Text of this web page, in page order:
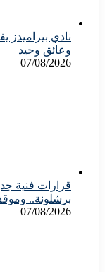
نادي
وعائق وحيد
07/08/2026
قرارات فنية
برشلونة..
07/08/2026